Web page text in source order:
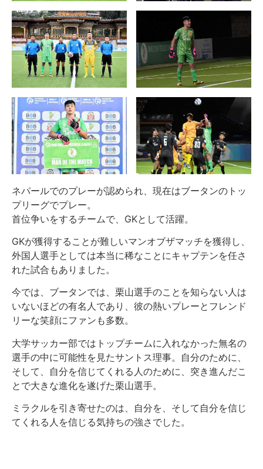
ネパールでのプレーが認められ、現在はブータンのトッ
プリーグでプレー。
首位争いをするチームで、GKとして活躍。
GKが獲得することが難しいマンオブザマッチを獲得し、
外国人選手としては本当に稀なことにキャプテンを任さ
れた試合もありました。
今では、ブータンでは、栗山選手のことを知らない人は
いないほどの有名人であり、彼の熱いプレーとフレンド
リーな笑顔にファンも多数。
大学サッカー部ではトップチームに入れなかった無名の
選手の中に可能性を見たサントス理事。自分のために、
そして、自分を信じてくれる人のために、突き進んだこ
とで大きな進化を遂げた栗山選手。
ミラクルを引き寄せたのは、自分を、そして自分を信じ
てくれる人を信じる気持ちの強さでした。